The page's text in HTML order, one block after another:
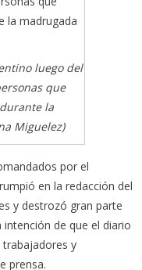
luego del
que
la
Miguelez)
por el
en la redacción del
y destrozó gran parte
intención de que el diario
y
prensa.